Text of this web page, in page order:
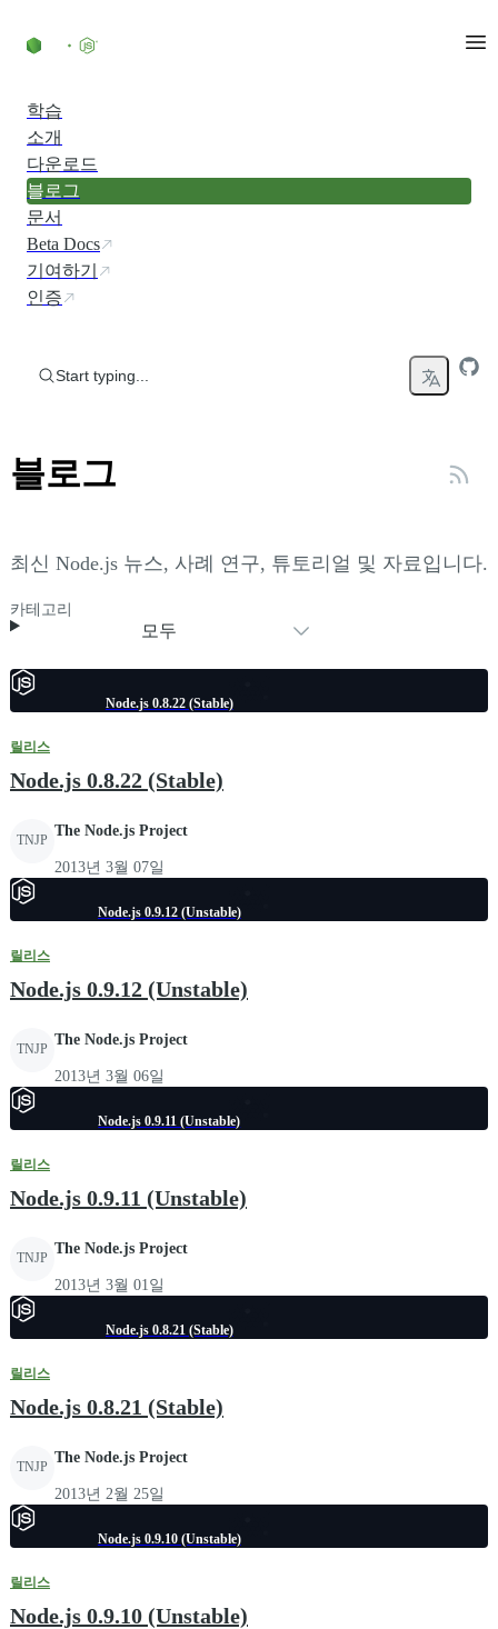
학습
소개
다운로드
블로그
문서
Beta Docs
기여하기
인증
Start typing...
블로그
최신 Node.js 뉴스, 사례 연구, 튜토리얼 및 자료입니다.
카테고리
모두
Node.js 0.8.22 (Stable)
릴리스
Node.js 0.8.22 (Stable)
TNJP
The Node.js Project
2013년 3월 07일
Node.js 0.9.12 (Unstable)
릴리스
Node.js 0.9.12 (Unstable)
TNJP
The Node.js Project
2013년 3월 06일
Node.js 0.9.11 (Unstable)
릴리스
Node.js 0.9.11 (Unstable)
TNJP
The Node.js Project
2013년 3월 01일
Node.js 0.8.21 (Stable)
릴리스
Node.js 0.8.21 (Stable)
TNJP
The Node.js Project
2013년 2월 25일
Node.js 0.9.10 (Unstable)
릴리스
Node.js 0.9.10 (Unstable)